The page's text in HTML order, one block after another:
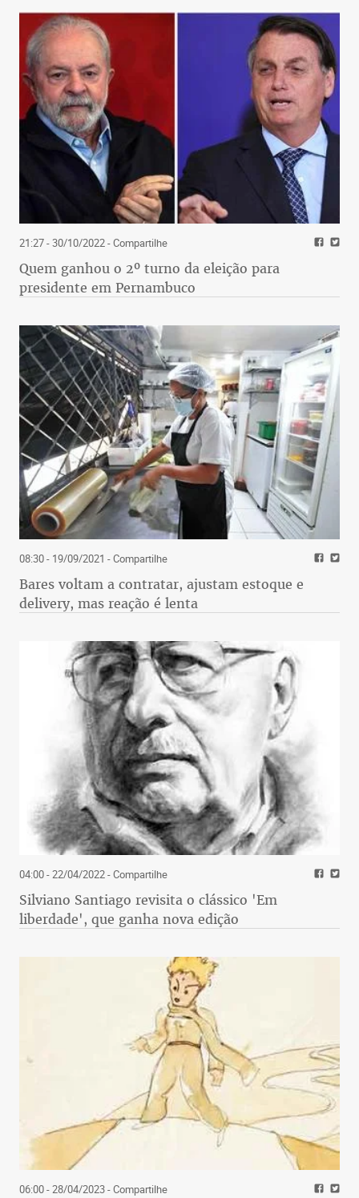
21:27 - 30/10/2022- Compartilhe
Quem ganhou o 2º turno da eleição para
presidente em Pernambuco
08:30 - 19/09/2021 - Compartilhe
Bares voltam a contratar, ajustam estoque e
delivery, mas reação é lenta
04:00 - 22/04/2022- Compartilhe
Silviano Santiago revisita o clássico 'Em
liberdade', que ganha nova edição
06:00 - 28/04/2023- Compartilhe